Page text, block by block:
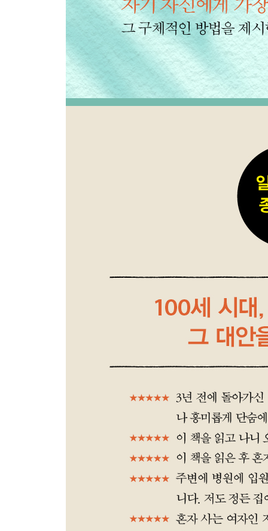
8장 집에서 혼자 죽을 수 있습니까?
집에서 혼자 죽을 수 있습니까? 175
이용하기 점점 불편해진 간병 보험의 딜레마 177
간병 보험 제도의 특징 178
간병 보험이 의도한 효과 189